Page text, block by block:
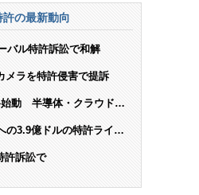
の最新動向
バル特許訴訟で和解
メラを特許侵害で提訴
動 半導体・クラウド・
の3.9億ドルの特許ライセ
許訴訟で